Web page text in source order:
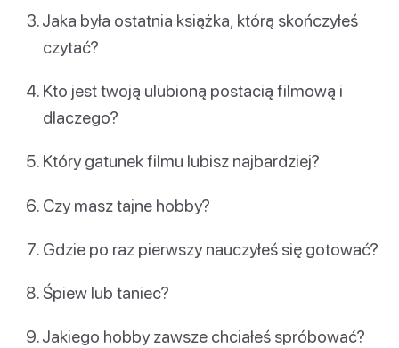
Jaka była ostatnia książka, którą skończyłeś
czytać?
Kto jest twoją ulubioną postacią filmową i
dlaczego?
Który gatunek filmu lubisz najbardziej?
Czy masz tajne hobby?
Gdzie po raz pierwszy nauczyłeś się gotować?
Śpiew lub taniec?
Jakiego hobby zawsze chciałeś spróbować?